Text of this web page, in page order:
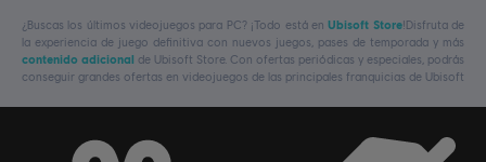
¿Buscas los últimos videojuegos para PC? ¡Todo está enUbisoft Store!Disfruta de
la experiencia de juego definitiva con nuevos juegos, pases de temporada y más
contenido adicional de Ubisoft Store. Con ofertas periódicas y especiales, podrás
conseguir grandes ofertas en videojuegos de las principales franquicias de Ubisoft